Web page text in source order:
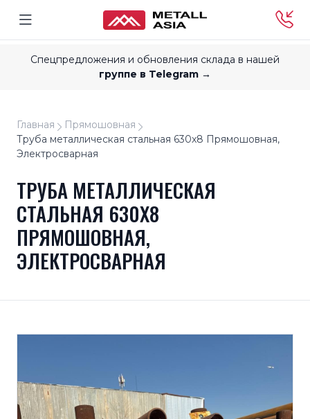
Спецпредложения и обновления склада в нашей
группе в Telegram →
Главная
Прямошовная
Труба металлическая стальная 630x8 Прямошовная,
Электросварная
ТРУБА МЕТАЛЛИЧЕСКАЯ
СТАЛЬНАЯ 630X8
ПРЯМОШОВНАЯ,
ЭЛЕКТРОСВАРНАЯ